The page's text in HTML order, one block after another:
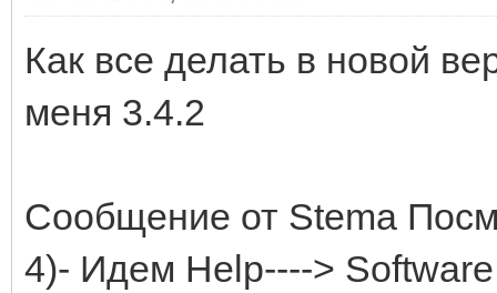
Как все делать в новой
меня 3.4.2
Сообщение от Stema
4)- Идем Help---->